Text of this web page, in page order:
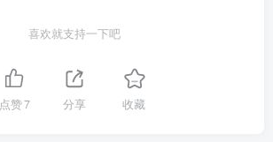
喜欢就支持一下吧
点赞7 分享 收藏